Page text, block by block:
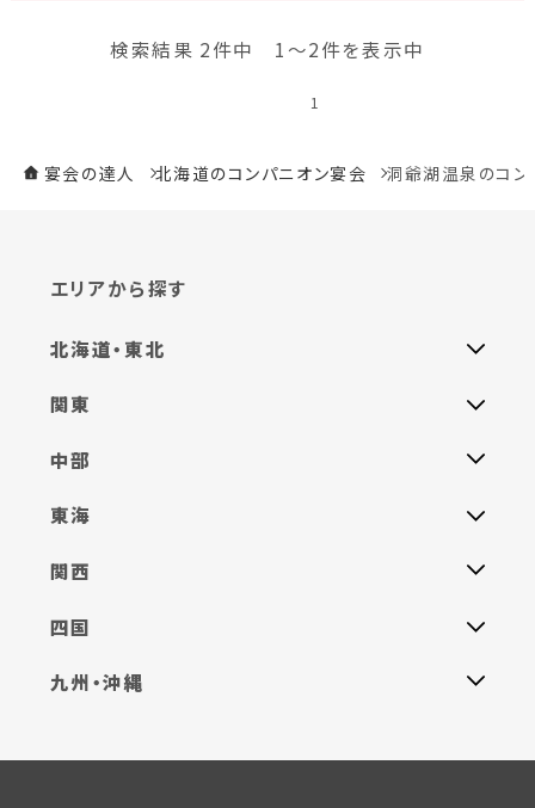
検索結果 2件中 1～2件を表示中
1
宴会の達人 北海道のコンパニオン宴会 洞爺湖温泉のコン
エリアから探す
北海道・東北
関東
中部
東海
関西
四国
九州・沖縄